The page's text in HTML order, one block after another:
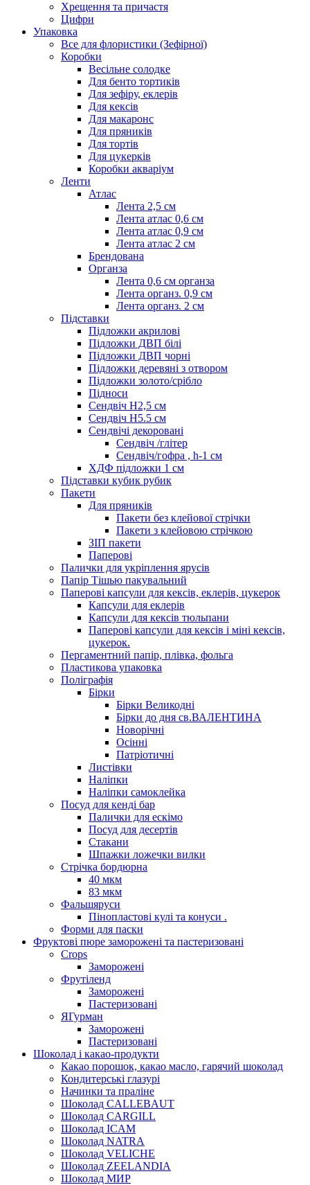
Хрещення та причастя
Цифри
Упаковка
Все для флористики (Зефірної)
Коробки
Весільне солодке
Для бенто тортиків
Для зефіру, еклерів
Для кексів
Для макаронс
Для пряників
Для тортів
Для цукерків
Коробки акваріум
Ленти
Атлас
Лента 2,5 см
Лента атлас 0,6 см
Лента атлас 0,9 см
Лента атлас 2 см
Брендована
Органза
Лента 0,6 см органза
Лента органз. 0,9 см
Лента органз. 2 см
Підставки
Підложки акрилові
Підложки ДВП білі
Підложки ДВП чорні
Підложки деревяні з отвором
Підложки золото/срібло
Підноси
Сендвіч H2,5 см
Сендвіч H5.5 см
Сендвічі декоровані
Сендвіч /глітер
Сендвіч/гофра , h-1 см
ХДФ підложки 1 см
Підставки кубик рубик
Пакети
Для пряників
Пакети без клейової стрічки
Пакети з клейовою стрічкою
ЗІП пакети
Паперові
Палички для укріплення ярусів
Папір Тішью пакувальний
Паперові капсули для кексів, еклерів, цукерок
Капсули для еклерів
Капсули для кексів тюльпани
Паперові капсули для кексів і міні кексів,
цукерок.
Пергаментний папір, плівка, фольга
Пластикова упаковка
Поліграфія
Бірки
Бірки Великодні
Бірки до дня св.ВАЛЕНТИНА
Новорічні
Осінні
Патріотичні
Листівки
Наліпки
Наліпки самоклейка
Посуд для кенді бар
Палички для ескімо
Посуд для десертів
Стакани
Шпажки ложечки вилки
Стрічка бордюрна
40 мкм
83 мкм
Фальшяруси
Пінопластові кулі та конуси .
Форми для паски
Фруктові пюре заморожені та пастеризовані
Crops
Заморожені
Фрутіленд
Заморожені
Пастеризовані
ЯГурман
Заморожені
Пастеризовані
Шоколад і какао-продукти
Какао порошок, какао масло, гарячий шоколад
Кондитерські глазурі
Начинки та праліне
Шоколад CALLEBAUT
Шоколад CARGILL
Шоколад ICAM
Шоколад NATRA
Шоколад VELICHE
Шоколад ZEELANDIA
Шоколад МИР